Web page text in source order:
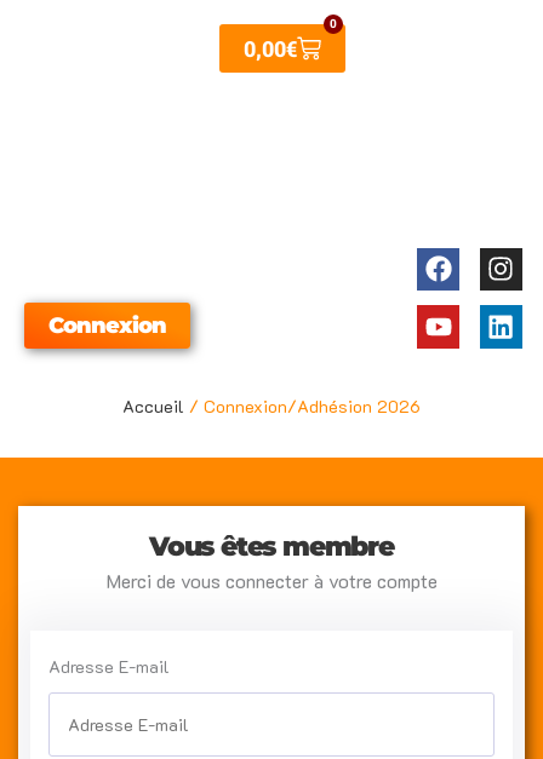
Connexion
0,00€
0
Panier
Youtube
Accueil / Connexion/Adhésion 2026
Vous êtes membre
Merci de vous connecter à votre compte
Adresse E-mail